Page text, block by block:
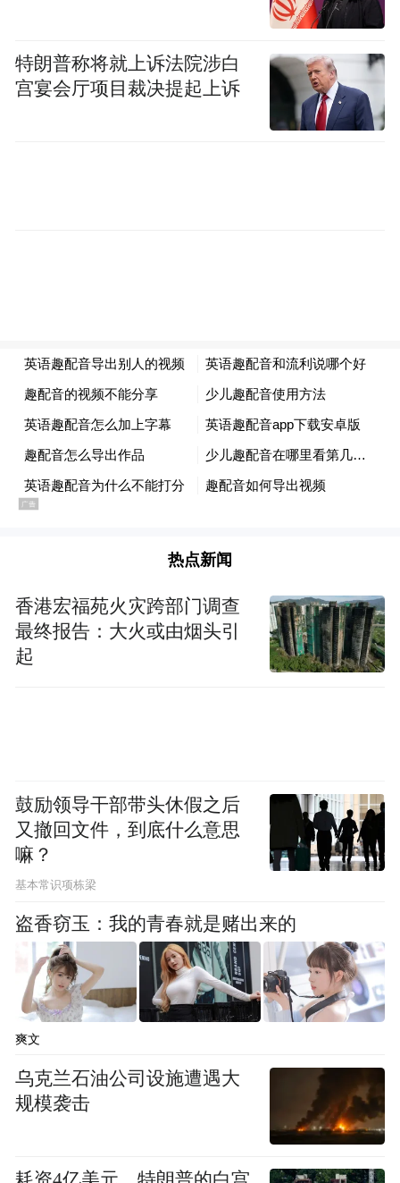
特朗普称将就上诉法院涉白
宫宴会厅项目裁决提起上诉
热点新闻
香港宏福苑火灾跨部门调查
最终报告：大火或由烟头引
起
鼓励领导干部带头休假之后
又撤回文件，到底什么意思
嘛？
基本常识项栋梁
盗香窃玉：我的青春就是赌出来的
爽文
乌克兰石油公司设施遭遇大
规模袭击